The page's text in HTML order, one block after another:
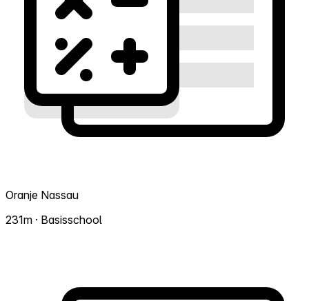
Oranje Nassau
231m · Basisschool